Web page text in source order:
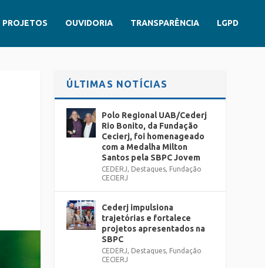
PROJETOS OUVIDORIA TRANSPARÊNCIA LGPD
ÚLTIMAS NOTÍCIAS
Polo Regional UAB/Cederj
Rio Bonito, da Fundação
Cecierj, foi homenageado
com a Medalha Milton
Santos pela SBPC Jovem
CEDERJ, Destaques, Fundação
CECIERJ
Cederj impulsiona
trajetórias e fortalece
projetos apresentados na
SBPC
CEDERJ, Destaques, Fundação
CECIERJ